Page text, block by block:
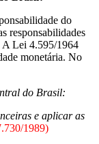
do
responsabilidades
A Lei 4.595/1964
monetária. No
do Brasil:
e aplicar as
1989)